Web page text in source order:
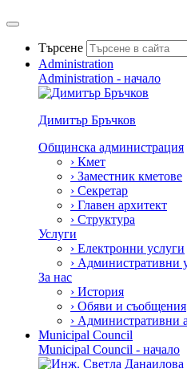
Търсене
Administration
Administration - начало
Димитър Бръчков
Общинска администрация
› Кмет
› Заместник кметове
› Секретар
› Главен архитект
› Структура
Услуги
› Електронни услуги
› Административни
За нас
› История
› Обяви и съобщения
› Административни
Municipal Council
Municipal Council - начало